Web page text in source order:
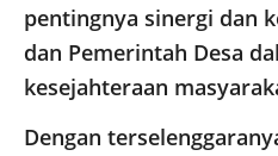
pentingnya sinergi dan
dan Pemerintah Desa
kesejahteraan
Dengan